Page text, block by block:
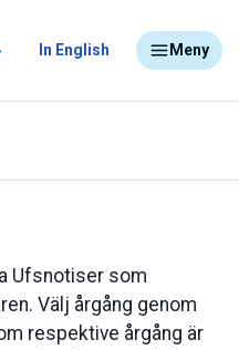
In English Meny
Ufsnotiser som
Välj årgång genom
respektive årgång är